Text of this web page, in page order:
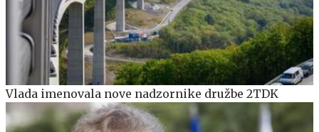
Vlada imenovala nove nadzornike družbe 2TDK